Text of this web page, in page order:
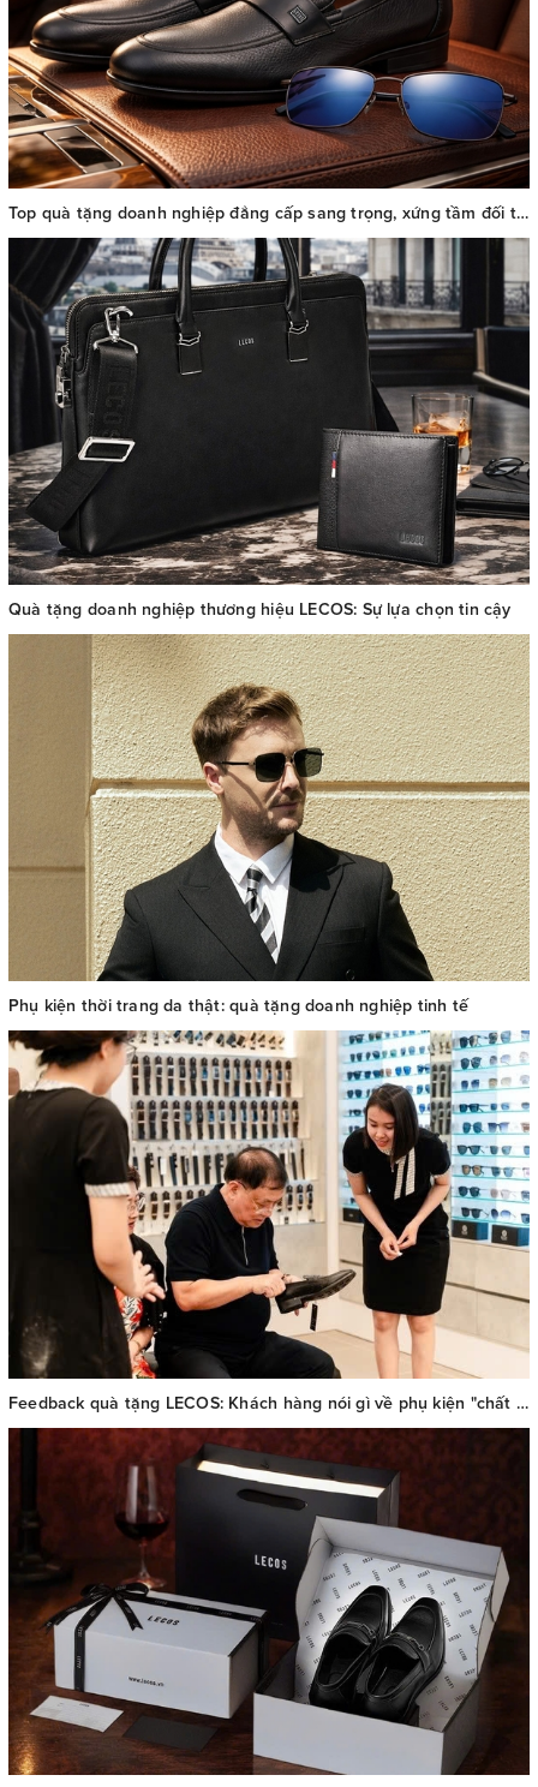
Top quà tặng doanh nghiệp đẳng cấp sang trọng, xứng tầm đối tác
Quà tặng doanh nghiệp thương hiệu LECOS: Sự lựa chọn tin cậy
Phụ kiện thời trang da thật: quà tặng doanh nghiệp tinh tế
Feedback quà tặng LECOS: Khách hàng nói gì về phụ kiện "chất Pháp thượng lưu"?